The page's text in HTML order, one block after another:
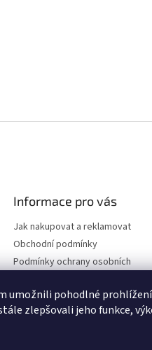
umožnili pohodlné
zlepšovali jeho funkce,
Informace pro vás
Jak nakupovat a reklamovat
Obchodní podmínky
Podmínky ochrany osobních
Kontakty
Moje objednávka